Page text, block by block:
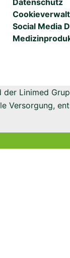
Datenschutz
Social Media
Linimed
Versorgung,